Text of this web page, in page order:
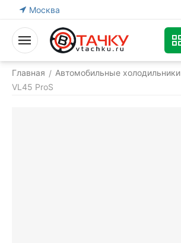
Москва
Главная / Автомобильные холодильники
VL45 ProS